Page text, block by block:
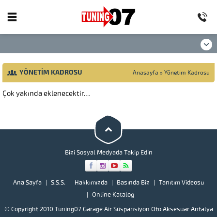
YÖNETIM KADROSU Anasayfa » Yönetim Kadrosu
Çok yakında eklenecektir…
Bizi Sosyal Medyada Takip Edin
Ana Sayfa S.S.S. Hakkımızda Basında Biz
Tanıtım Videosu
Online Katalog
© Copyright 2010 Tuning07 Garage Air Süspansiyon Oto Aksesuar Antalya